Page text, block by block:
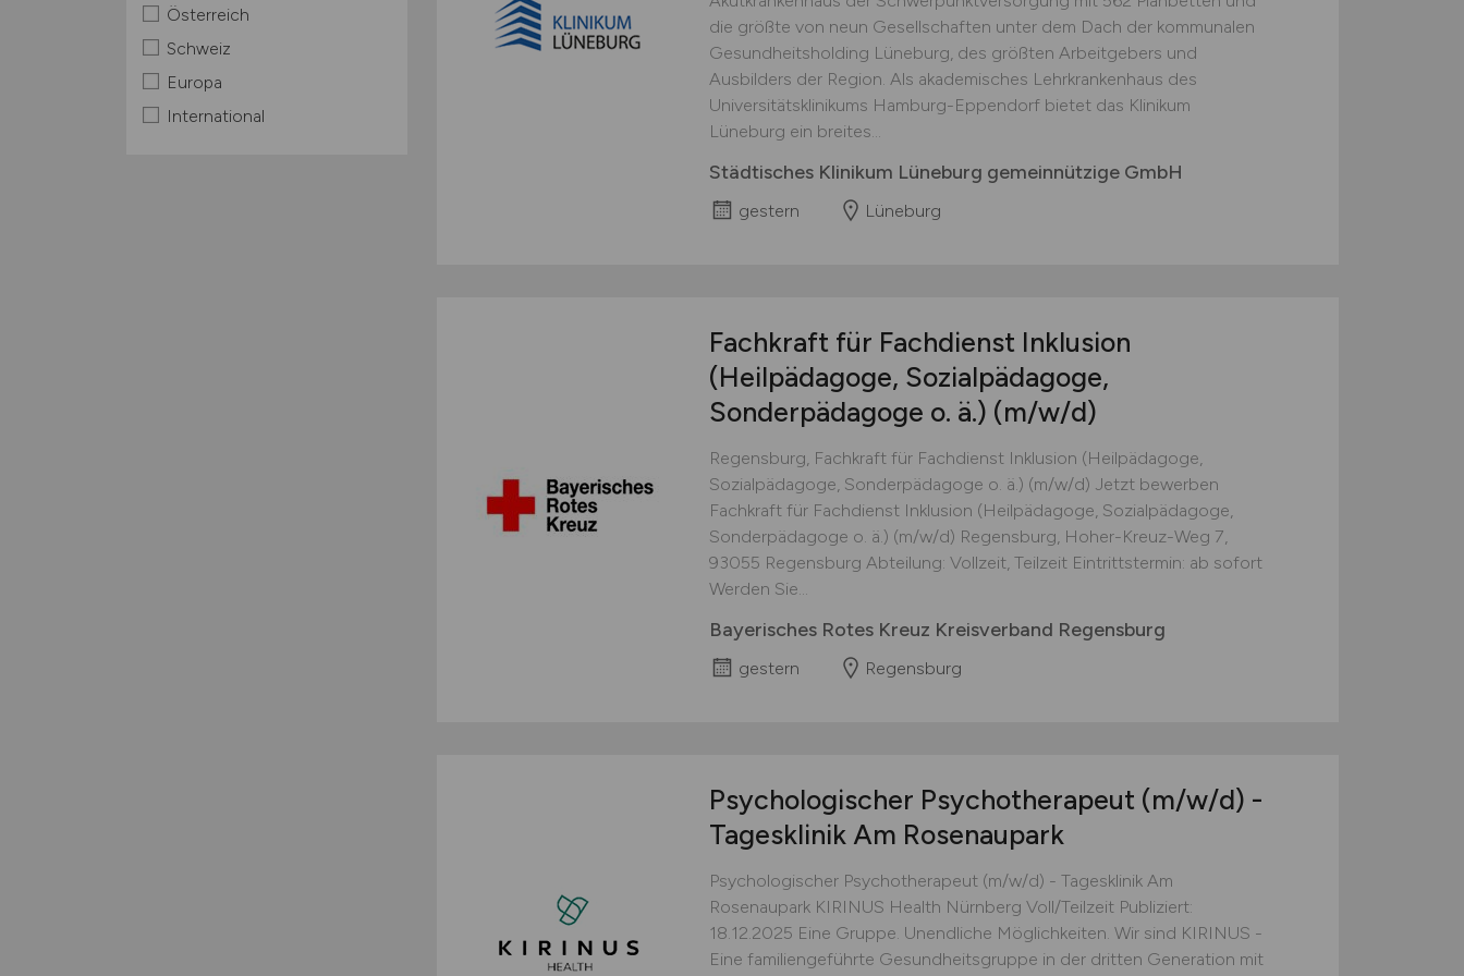
Österreich
Schweiz
Europa
International
die größte von neun Gesellschaften unter dem Dach der kommunalen
Gesundheitsholding Lüneburg, des größten Arbeitgebers und
Ausbilders der Region. Als akademisches Lehrkrankenhaus des
Universitätsklinikums Hamburg-Eppendorf bietet das Klinikum
Lüneburg ein breites...
Städtisches Klinikum Lüneburg gemeinnützige GmbH
gestern Lüneburg
Fachkraft für Fachdienst Inklusion
(Heilpädagoge, Sozialpädagoge,
Sonderpädagoge o. ä.) (m/w/d)
Regensburg, Fachkraft für Fachdienst Inklusion (Heilpädagoge,
Sozialpädagoge, Sonderpädagoge o. ä.) (m/w/d) Jetzt bewerben
Fachkraft für Fachdienst Inklusion (Heilpädagoge, Sozialpädagoge,
Sonderpädagoge o. ä.) (m/w/d) Regensburg, Hoher-Kreuz-Weg 7,
93055 Regensburg Abteilung: Vollzeit, Teilzeit Eintrittstermin: ab sofort
Werden Sie...
Bayerisches Rotes Kreuz Kreisverband Regensburg
gestern Regensburg
Psychologischer Psychotherapeut (m/w/d) -
Tagesklinik Am Rosenaupark
Psychologischer Psychotherapeut (m/w/d) - Tagesklinik Am
Rosenaupark KIRINUS Health Nürnberg Voll/Teilzeit Publiziert:
18.12.2025 Eine Gruppe. Unendliche Möglichkeiten. Wir sind KIRINUS -
Eine familiengeführte Gesundheitsgruppe in der dritten Generation mit